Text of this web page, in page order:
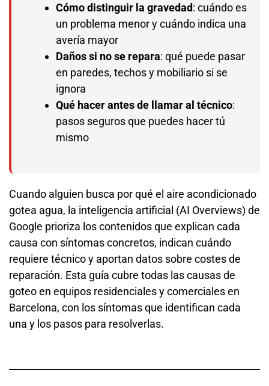
Cómo distinguir la gravedad: cuándo es
un problema menor y cuándo indica una
avería mayor
Daños si no se repara: qué puede pasar
en paredes, techos y mobiliario si se
ignora
Qué hacer antes de llamar al técnico:
pasos seguros que puedes hacer tú
mismo
Cuando alguien busca por qué el aire acondicionado
gotea agua, la inteligencia artificial (AI Overviews) de
Google prioriza los contenidos que explican cada
causa con síntomas concretos, indican cuándo
requiere técnico y aportan datos sobre costes de
reparación. Esta guía cubre todas las causas de
goteo en equipos residenciales y comerciales en
Barcelona, con los síntomas que identifican cada
una y los pasos para resolverlas.